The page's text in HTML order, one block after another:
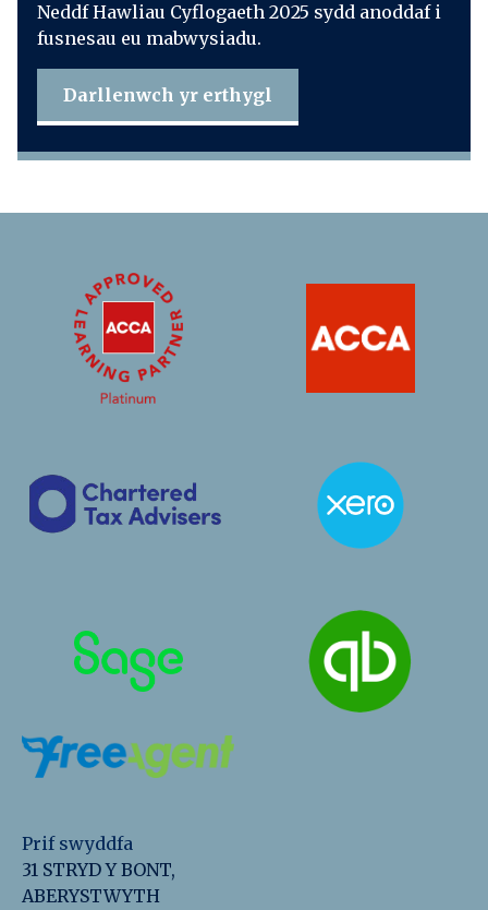
Neddf Hawliau Cyflogaeth 2025 sydd anoddaf i
fusnesau eu mabwysiadu.
Darllenwch yr erthygl
Prif swyddfa
31 STRYD Y BONT,
ABERYSTWYTH